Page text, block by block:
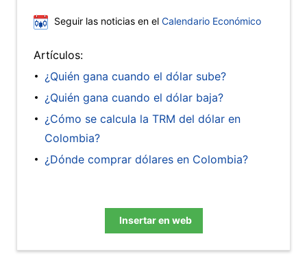
Seguir las noticias en el Calendario Económico
Artículos:
¿Quién gana cuando el dólar sube?
¿Quién gana cuando el dólar baja?
¿Cómo se calcula la TRM del dólar en
Colombia?
¿Dónde comprar dólares en Colombia?
Insertar en web